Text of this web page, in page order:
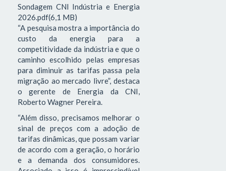
Sondagem CNI Indústria e Energia
2026.pdf(6,1 MB)
“A pesquisa mostra a importância do
custo da energia para a
competitividade da indústria e que o
caminho escolhido pelas empresas
para diminuir as tarifas passa pela
migração ao mercado livre”, destaca
o gerente de Energia da CNI,
Roberto Wagner Pereira.
“Além disso, precisamos melhorar o
sinal de preços com a adoção de
tarifas dinâmicas, que possam variar
de acordo com a geração, o horário
e a demanda dos consumidores.